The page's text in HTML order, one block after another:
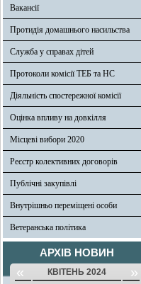
Вакансії
Протидія домашнього насильства
Служба у справах дітей
Протоколи комісії ТЕБ та НС
Діяльність спостережної комісії
Оцінка впливу на довкілля
Місцеві вибори 2020
Реєстр колективних договорів
Публічні закупівлі
Внутрішньо переміщені особи
Ветеранська політика
АРХІВ НОВИН
« КВІТЕНЬ 2024 »